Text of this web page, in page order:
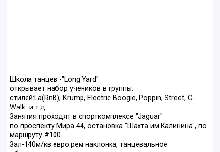
Школа танцев -"Long Yard"
открывает набор учеников в группы.
стилей:La(RnB), Krump, Electric Boogie, Poppin, Street, C-
Walk...и т.д.
Занятия проходят в спорткомплексе "Jaguar"
по проспекту Мира 44, остановка "Шахта им.Калинина", по
маршруту #100.
Зал-140м/кв евро.рем наклонка, танцевальное